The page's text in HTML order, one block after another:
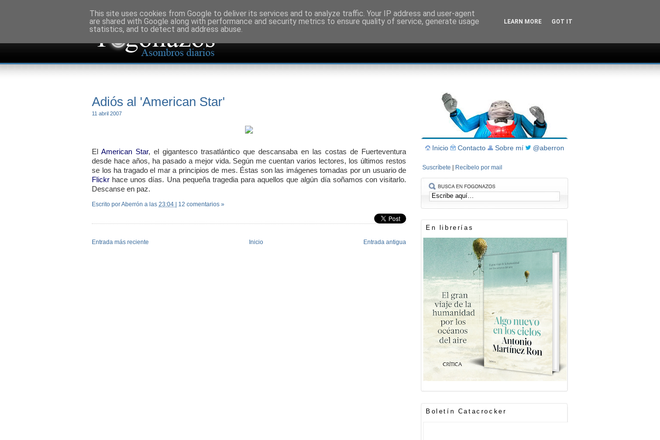
Adiós al 'American Star'
11 abril 2007
El American Star, el gigantesco trasatlántico que descansaba en las costas de Fuerteventura
desde hace años, ha pasado a mejor vida. Según me cuentan varios lectores, los últimos restos
se los ha tragado el mar a principios de mes. Éstas son las imágenes tomadas por un usuario de
Flickr hace unos días. Una pequeña tragedia para aquellos que algún día soñamos con visitarlo.
Descanse en paz.
Escrito por Aberrón a las 23:04 | 12 comentarios »
Entrada más reciente Entrada antigua
Inicio
Inicio Contacto Sobre mí @aberron
Suscríbete Recíbelo por mail
En librerías
Boletín Catacrocker
This site uses cookies from Google to deliver its services and to analyze traffic. Your IP address and user-agent
are shared with Google along with performance and security metrics to ensure quality of service, generate usage
statistics, and to detect and address abuse.
LEARN MORE GOT IT